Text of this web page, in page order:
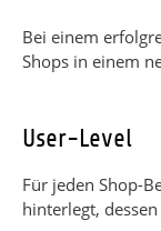
Bei einem
Shops in einem
User-Level
Für jeden Shop-
hinterlegt,